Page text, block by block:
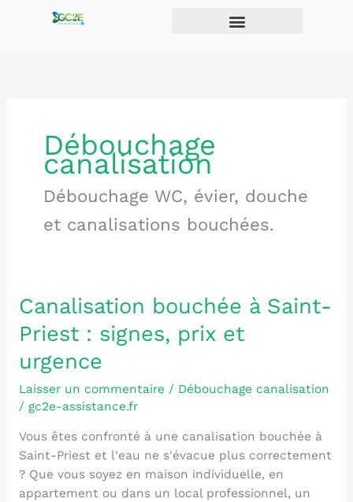
Débouchage
canalisation
Débouchage WC, évier, douche
et canalisations bouchées.
Canalisation bouchée à Saint-
Priest : signes, prix et
urgence
Laisser un commentaire / Débouchage canalisation
/ gc2e-assistance.fr
Vous êtes confronté à une canalisation bouchée à
Saint-Priest et l'eau ne s'évacue plus correctement
? Que vous soyez en maison individuelle, en
appartement ou dans un local professionnel, un
Canalisation
à
Saint-
Priest
:
signes,
prix
et
urgence